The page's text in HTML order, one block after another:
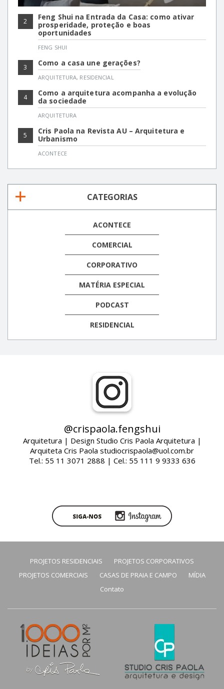
2
Feng Shui na Entrada da Casa: como ativar
prosperidade, proteção e boas
oportunidades
FENG SHUI
3 Como a casa une gerações?
ARQUITETURA, RESIDENCIAL
4
Como a arquitetura acompanha a evolução
da sociedade
ARQUITETURA
5
Cris Paola na Revista AU – Arquitetura e
Urbanismo
ACONTECE
CATEGORIAS
ACONTECE
COMERCIAL
CORPORATIVO
MATÉRIA ESPECIAL
PODCAST
RESIDENCIAL
@crispaola.fengshui
Arquitetura | Design Studio Cris Paola Arquitetura |
Arquiteta Cris Paola studiocrispaola@uol.com.br
Tel.: 55 11 3071 2888 | Cel.: 55 111 9 9333 636
PROJETOS RESIDENCIAIS
PROJETOS CORPORATIVOS
PROJETOS COMERCIAIS
CASAS DE PRAIA E CAMPO
MÍDIA
Contato